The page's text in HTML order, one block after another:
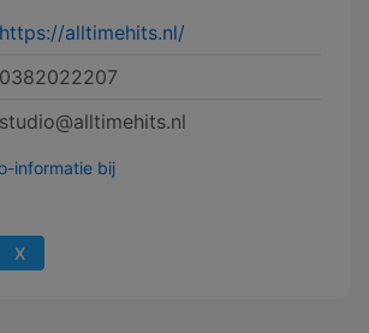
https://alltimehits.nl/
0382022207
studio@alltimehits.nl
informatie bij
X